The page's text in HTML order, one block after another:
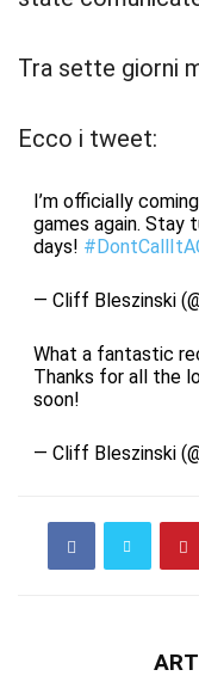
Tra sette giorni
Ecco i tweet:
I’m officially
games again. Stay
days!
— Cliff Bleszinski
What a fantastic
Thanks for all the
soon!
— Cliff Bleszinski